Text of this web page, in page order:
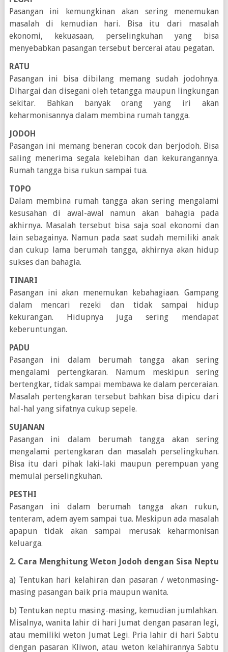
Pasangan ini kemungkinan akan sering menemukan
masalah di kemudian hari. Bisa itu dari masalah
ekonomi, kekuasaan, perselingkuhan yang bisa
menyebabkan pasangan tersebut bercerai atau pegatan.
RATU
Pasangan ini bisa dibilang memang sudah jodohnya.
Dihargai dan disegani oleh tetangga maupun lingkungan
sekitar. Bahkan banyak orang yang iri akan
keharmonisannya dalam membina rumah tangga.
JODOH
Pasangan ini memang beneran cocok dan berjodoh. Bisa
saling menerima segala kelebihan dan kekurangannya.
Rumah tangga bisa rukun sampai tua.
TOPO
Dalam membina rumah tangga akan sering mengalami
kesusahan di awal-awal namun akan bahagia pada
akhirnya. Masalah tersebut bisa saja soal ekonomi dan
lain sebagainya. Namun pada saat sudah memiliki anak
dan cukup lama berumah tangga, akhirnya akan hidup
sukses dan bahagia.
TINARI
Pasangan ini akan menemukan kebahagiaan. Gampang
dalam mencari rezeki dan tidak sampai hidup
kekurangan. Hidupnya juga sering mendapat
keberuntungan.
PADU
Pasangan ini dalam berumah tangga akan sering
mengalami pertengkaran. Namum meskipun sering
bertengkar, tidak sampai membawa ke dalam perceraian.
Masalah pertengkaran tersebut bahkan bisa dipicu dari
hal-hal yang sifatnya cukup sepele.
SUJANAN
Pasangan ini dalam berumah tangga akan sering
mengalami pertengkaran dan masalah perselingkuhan.
Bisa itu dari pihak laki-laki maupun perempuan yang
memulai perselingkuhan.
PESTHI
Pasangan ini dalam berumah tangga akan rukun,
tenteram, adem ayem sampai tua. Meskipun ada masalah
apapun tidak akan sampai merusak keharmonisan
keluarga.
2. Cara Menghitung Weton Jodoh dengan Sisa Neptu
a) Tentukan hari kelahiran dan pasaran / wetonmasing-
masing pasangan baik pria maupun wanita.
b) Tentukan neptu masing-masing, kemudian jumlahkan.
Misalnya, wanita lahir di hari Jumat dengan pasaran legi,
atau memiliki weton Jumat Legi. Pria lahir di hari Sabtu
dengan pasaran Kliwon, atau weton kelahirannya Sabtu